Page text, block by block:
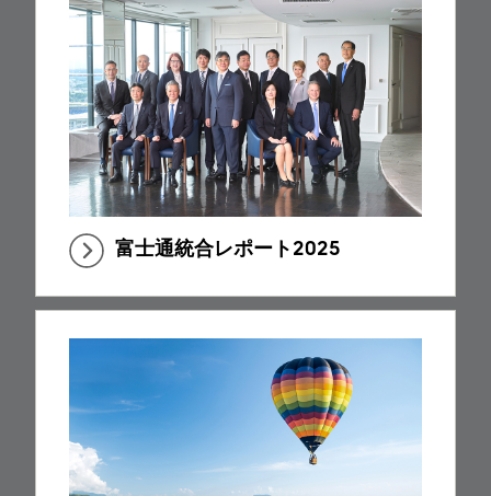
富士通統合レポート2025